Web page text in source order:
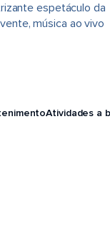
espetáculo da
música ao vivo
Atividades a